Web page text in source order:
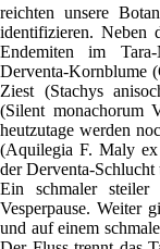
reichten unsere
identifizieren. Neben
Endemiten im
Derventa-Kornblume
Ziest (Stachys
(Silent monachorum
heutzutage werden
(Aquilegia F. Maly
der Derventa-
Ein schmaler
Vesperpause. Weiter
und auf einem